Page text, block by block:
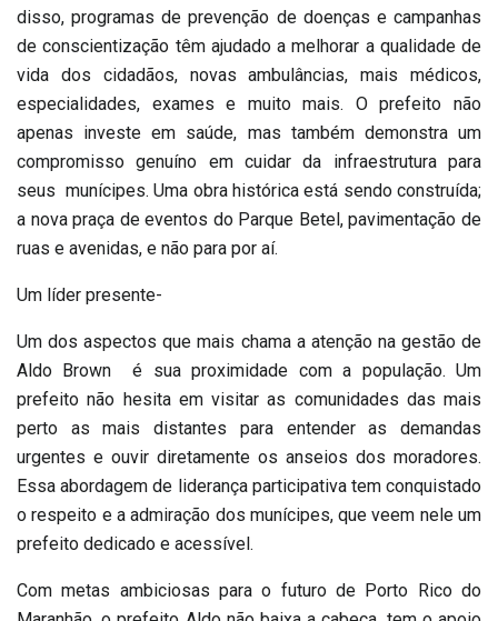
disso, programas de prevenção de doenças e campanhas
de conscientização têm ajudado a melhorar a qualidade de
vida dos cidadãos, novas ambulâncias, mais médicos,
especialidades, exames e muito mais. O prefeito não
apenas investe em saúde, mas também demonstra um
compromisso genuíno em cuidar da infraestrutura para
seus munícipes. Uma obra histórica está sendo construída;
a nova praça de eventos do Parque Betel, pavimentação de
ruas e avenidas, e não para por aí.
Um líder presente-
Um dos aspectos que mais chama a atenção na gestão de
Aldo Brown é sua proximidade com a população. Um
prefeito não hesita em visitar as comunidades das mais
perto as mais distantes para entender as demandas
urgentes e ouvir diretamente os anseios dos moradores.
Essa abordagem de liderança participativa tem conquistado
o respeito e a admiração dos munícipes, que veem nele um
prefeito dedicado e acessível.
Com metas ambiciosas para o futuro de Porto Rico do